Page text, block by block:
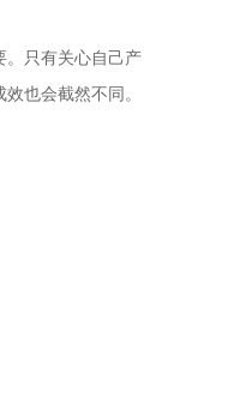
。只有关心自己产
也会截然不同。